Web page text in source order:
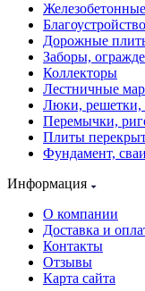
Благоустройство
Дорожные
Заборы,
Коллекторы
Лестничные
Люки, решетки,
Перемычки,
Плиты
Фундамент,
Информация
О компании
Доставка и
Контакты
Отзывы
Карта сайта